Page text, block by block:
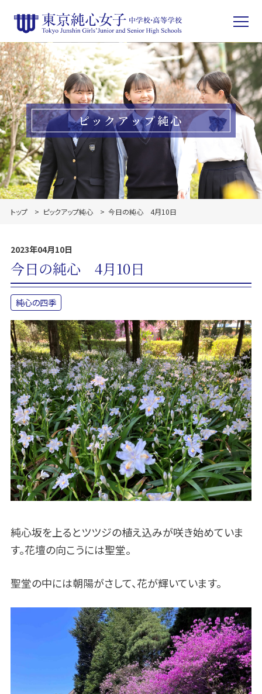
ピックアップ純心
トップ ピックアップ純心 今日の純心 4月10日
2023年04月10日
今日の純心 4月10日
純心の四季
純心坂を上るとツツジの植え込みが咲き始めていま
す。花壇の向こうには聖堂。
聖堂の中には朝陽がさして、花が輝いています。